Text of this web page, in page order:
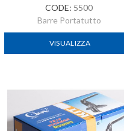
CODE: 5500
Barre Portatutto
VISUALIZZA